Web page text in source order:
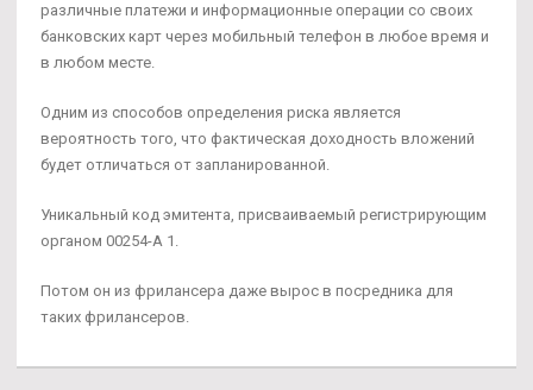
различные платежи и информационные операции со своих
банковских карт через мобильный телефон в любое время и
в любом месте.
Одним из способов определения риска является
вероятность того, что фактическая доходность вложений
будет отличаться от запланированной.
Уникальный код эмитента, присваиваемый регистрирующим
органом 00254-А 1.
Потом он из фрилансера даже вырос в посредника для
таких фрилансеров.